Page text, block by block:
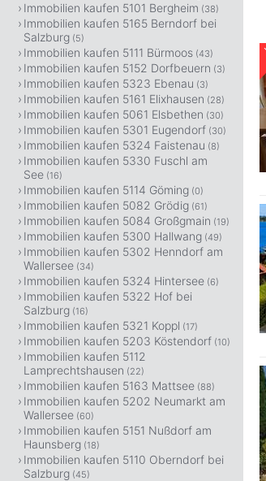
Immobilien kaufen 5101 Bergheim (38)
Immobilien kaufen 5165 Berndorf bei
Salzburg (5)
Immobilien kaufen 5111 Bürmoos (43)
Immobilien kaufen 5152 Dorfbeuern (3)
Immobilien kaufen 5323 Ebenau (3)
Immobilien kaufen 5161 Elixhausen (28)
Immobilien kaufen 5061 Elsbethen (30)
Immobilien kaufen 5301 Eugendorf (30)
Immobilien kaufen 5324 Faistenau (8)
Immobilien kaufen 5330 Fuschl am
See (16)
Immobilien kaufen 5114 Göming (0)
Immobilien kaufen 5082 Grödig (61)
Immobilien kaufen 5084 Großgmain (19)
Immobilien kaufen 5300 Hallwang (49)
Immobilien kaufen 5302 Henndorf am
Wallersee (34)
Immobilien kaufen 5324 Hintersee (6)
Immobilien kaufen 5322 Hof bei
Salzburg (16)
Immobilien kaufen 5321 Koppl (17)
Immobilien kaufen 5203 Köstendorf (10)
Immobilien kaufen 5112
Lamprechtshausen (22)
Immobilien kaufen 5163 Mattsee (88)
Immobilien kaufen 5202 Neumarkt am
Wallersee (60)
Immobilien kaufen 5151 Nußdorf am
Haunsberg (18)
Immobilien kaufen 5110 Oberndorf bei
Salzburg (45)